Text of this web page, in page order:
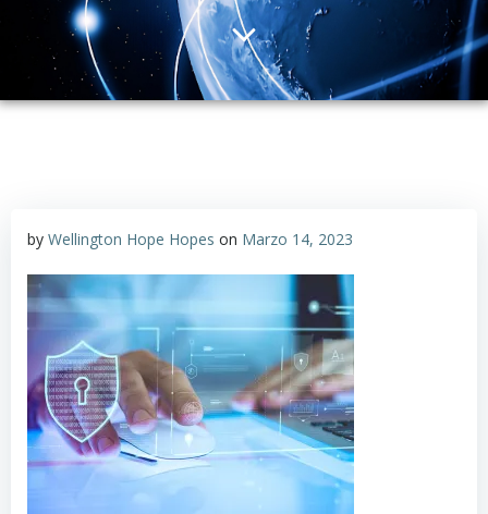
by Wellington Hope Hopes on Marzo 14, 2023